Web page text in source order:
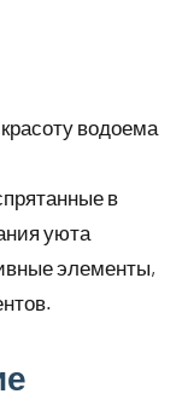
водоема
в
уюта
элементы,